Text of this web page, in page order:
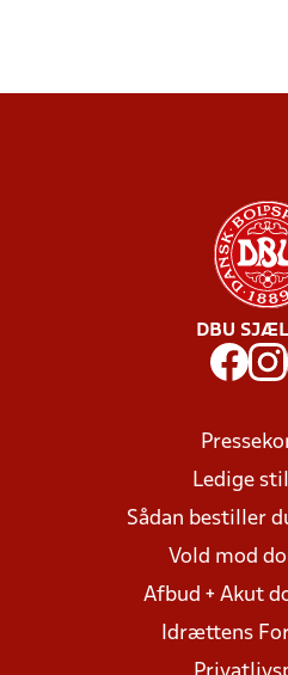
DBU
Ledige
Sådan bestiller
Vold mod
Afbud + Akut
Idrættens